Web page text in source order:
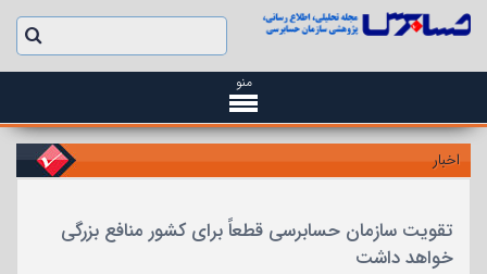
منو
اخبار
تقویت سازمان حسابرسی قطعاً برای کشور منافع بزرگی
خواهد داشت